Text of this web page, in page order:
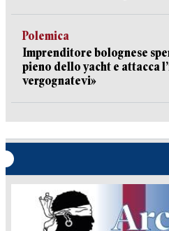
Polemica
Imprenditore bolognese
pieno dello yacht e attacca
vergognatevi»